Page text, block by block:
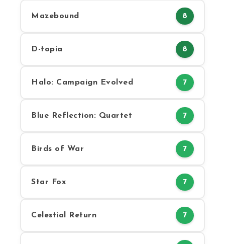
Mazebound 8
D-topia 8
Halo: Campaign Evolved 7
Blue Reflection: Quartet 7
Birds of War 7
Star Fox 7
Celestial Return 7